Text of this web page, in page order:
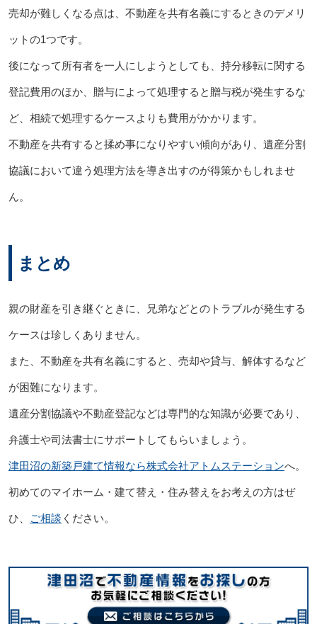
売却が難しくなる点は、不動産を共有名義にするときのデメリ
ットの1つです。
後になって所有者を一人にしようとしても、持分移転に関する
登記費用のほか、贈与によって処理すると贈与税が発生するな
ど、相続で処理するケースよりも費用がかかります。
不動産を共有すると揉め事になりやすい傾向があり、遺産分割
協議において違う処理方法を導き出すのが得策かもしれませ
ん。
まとめ
親の財産を引き継ぐときに、兄弟などとのトラブルが発生する
ケースは珍しくありません。
また、不動産を共有名義にすると、売却や貸与、解体するなど
が困難になります。
遺産分割協議や不動産登記などは専門的な知識が必要であり、
弁護士や司法書士にサポートしてもらいましょう。
津田沼の新築戸建て情報なら株式会社アトムステーションへ。
初めてのマイホーム・建て替え・住み替えをお考えの方はぜ
ひ、 ご相談 ください。